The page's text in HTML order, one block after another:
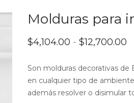
Molduras para
$4,104.00 - $12,700.00
Son molduras decorativas de
en cualquier tipo de
además resolver o disimular